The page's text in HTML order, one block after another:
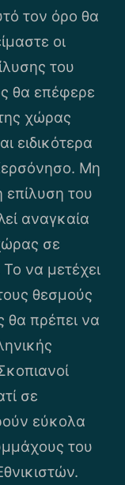
τον όρο θα
οι
του
θα επέφερε
χώρας
ειδικότερα
Μη
του
αναγκαία
σε
να μετέχει
θεσμούς
θα πρέπει να
σε
εύκολα
του